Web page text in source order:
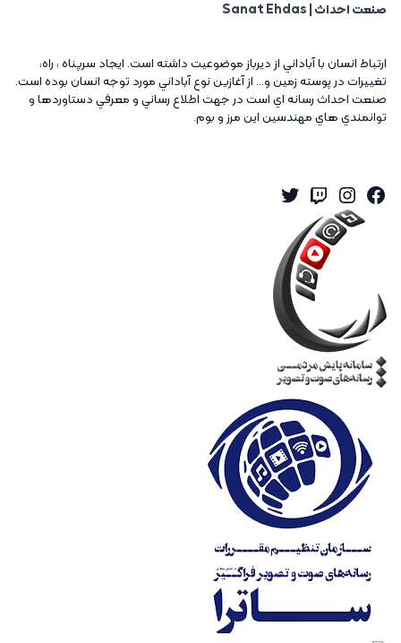
صنعت احداث | Sanat Ehdas
ارتباط انسان با آباداني از ديرباز موضوعيت داشته است. ايجاد سرپناه ، راه،
تغييرات در پوسته زمين و... از آغازين نوع آباداني مورد توجه انسان بوده است.
صنعت احداث رسانه اي است در جهت اطلاع رساني و معرفي دستاوردها و
توانمندي هاي مهندسين اين مرز و بوم.
Facebook
Instagram
Twitch
Twitter